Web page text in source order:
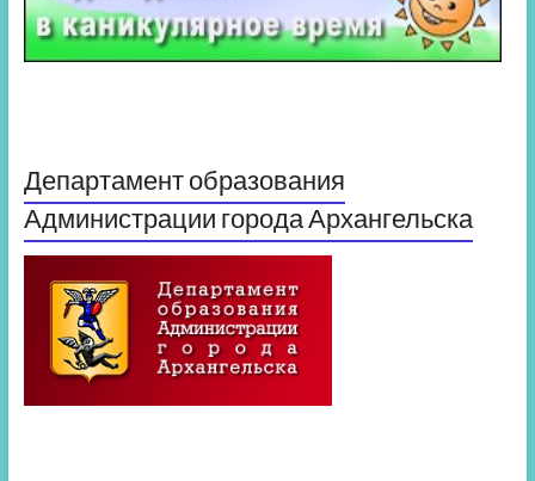
Департамент образования
Администрации города Архангельска